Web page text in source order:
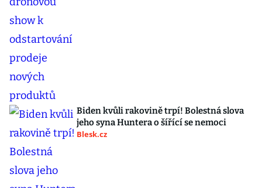
Biden kvůli rakovině trpí! Bolestná slova
jeho syna Huntera o šířící se nemoci
Blesk.cz